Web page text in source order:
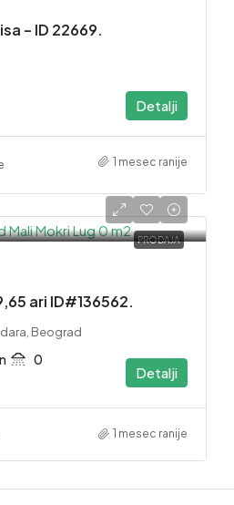
– ID 22669.
Detalji
1 mesec ranije
PRODAJA
ari ID#136562.
Beograd
0
Detalji
1 mesec ranije